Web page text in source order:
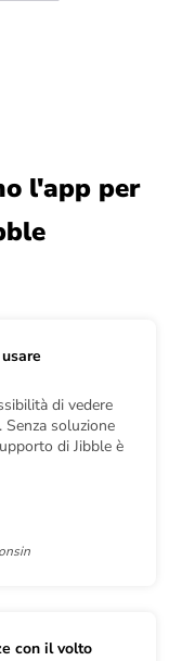
l'app per
di vedere
soluzione
di Jibble è
con il volto